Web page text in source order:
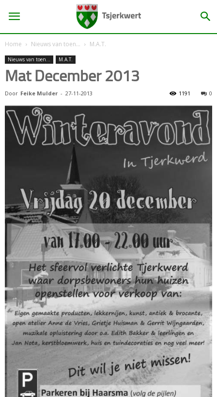
Home Nieuws van toen... M.A.T.
Nieuws van toen... M.A.T.
Mat December 2013
Door Feike Mulder - 27-11-2013 0
1191